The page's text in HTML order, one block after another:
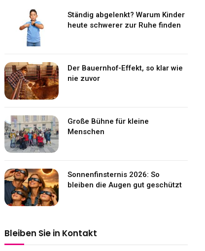
Ständig abgelenkt? Warum Kinder
heute schwerer zur Ruhe finden
Der Bauernhof-Effekt, so klar wie
nie zuvor
Große Bühne für kleine
Menschen
Sonnenfinsternis 2026: So
bleiben die Augen gut geschützt
Bleiben Sie in Kontakt